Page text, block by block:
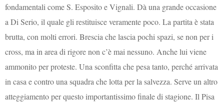
fondamentali come S. Esposito e Vignali. Dà una grande occasione
a Di Serio, il quale gli restituisce veramente poco. La partita è stata
brutta, con molti errori. Brescia che lascia pochi spazi, se non per i
cross, ma in area di rigore non c’è mai nessuno. Anche lui viene
ammonito per proteste. Una sconfitta che pesa tanto, perché arrivata
in casa e contro una squadra che lotta per la salvezza. Serve un altro
atteggiamento per questo importantissimo finale di stagione. Il Pisa